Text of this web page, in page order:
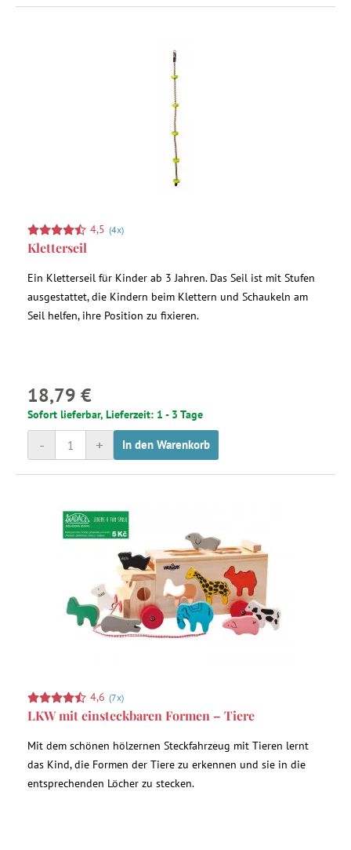
4,5 (4x)
Kletterseil
Ein Kletterseil für Kinder ab 3 Jahren. Das Seil ist mit Stufen
ausgestattet, die Kindern beim Klettern und Schaukeln am
Seil helfen, ihre Position zu fixieren.
18,79 €
Sofort lieferbar, Lieferzeit: 1 - 3 Tage
+
- In den Warenkorb
4,6 (7x)
LKW mit einsteckbaren Formen – Tiere
Mit dem schönen hölzernen Steckfahrzeug mit Tieren lernt
das Kind, die Formen der Tiere zu erkennen und sie in die
entsprechenden Löcher zu stecken.